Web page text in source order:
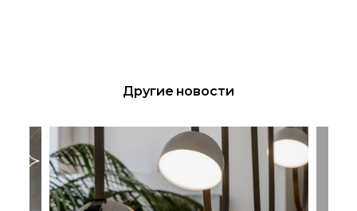
Другие новости